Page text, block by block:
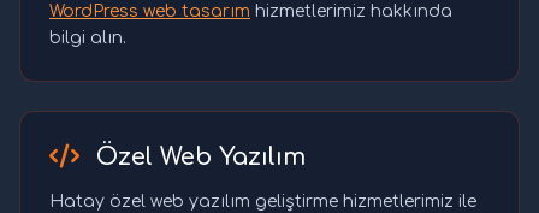
WordPress web tasarım hizmetlerimiz hakkında
bilgi alın.
Özel Web Yazılım
Hatay özel web yazılım geliştirme hizmetlerimiz ile